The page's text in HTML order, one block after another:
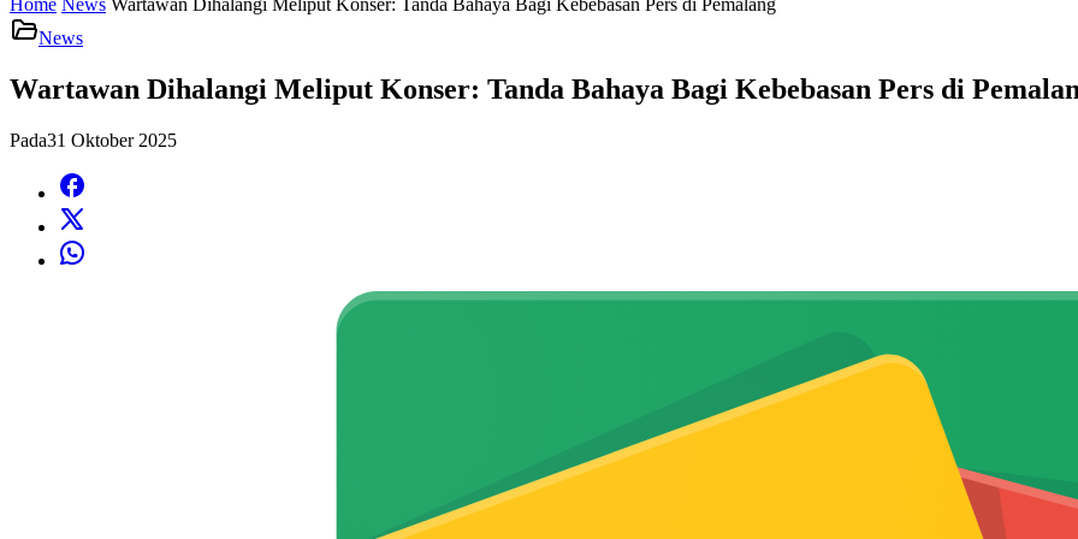
Home News Wartawan Dihalangi Meliput Konser: Tanda Bahaya Bagi Kebebasan Pers di Pemalang
News
Wartawan Dihalangi Meliput Konser: Tanda Bahaya Bagi Kebebasan Pers di
Pada31 Oktober 2025